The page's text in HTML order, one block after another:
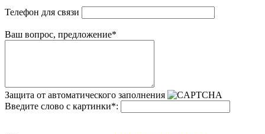
Телефон для связи
Ваш вопрос, предложение*
Защита от автоматического заполнения
Введите слово с картинки*: